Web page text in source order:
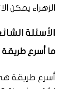
الزهراء يمكن
الأسئلة
ما أسرع طريقة
أسرع طريقة